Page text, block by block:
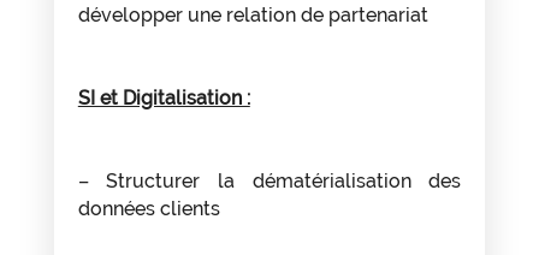
développer une relation de partenariat
SI et Digitalisation :
– Structurer la dématérialisation des
données clients